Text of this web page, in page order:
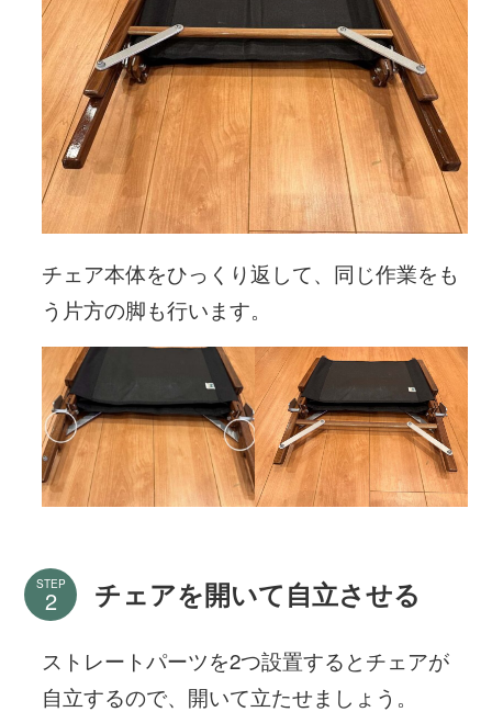
チェア本体をひっくり返して、同じ作業をも
う片方の脚も行います。
STEP チェアを開いて自立させる
ストレートパーツを2つ設置するとチェアが
自立するので、開いて立たせましょう。